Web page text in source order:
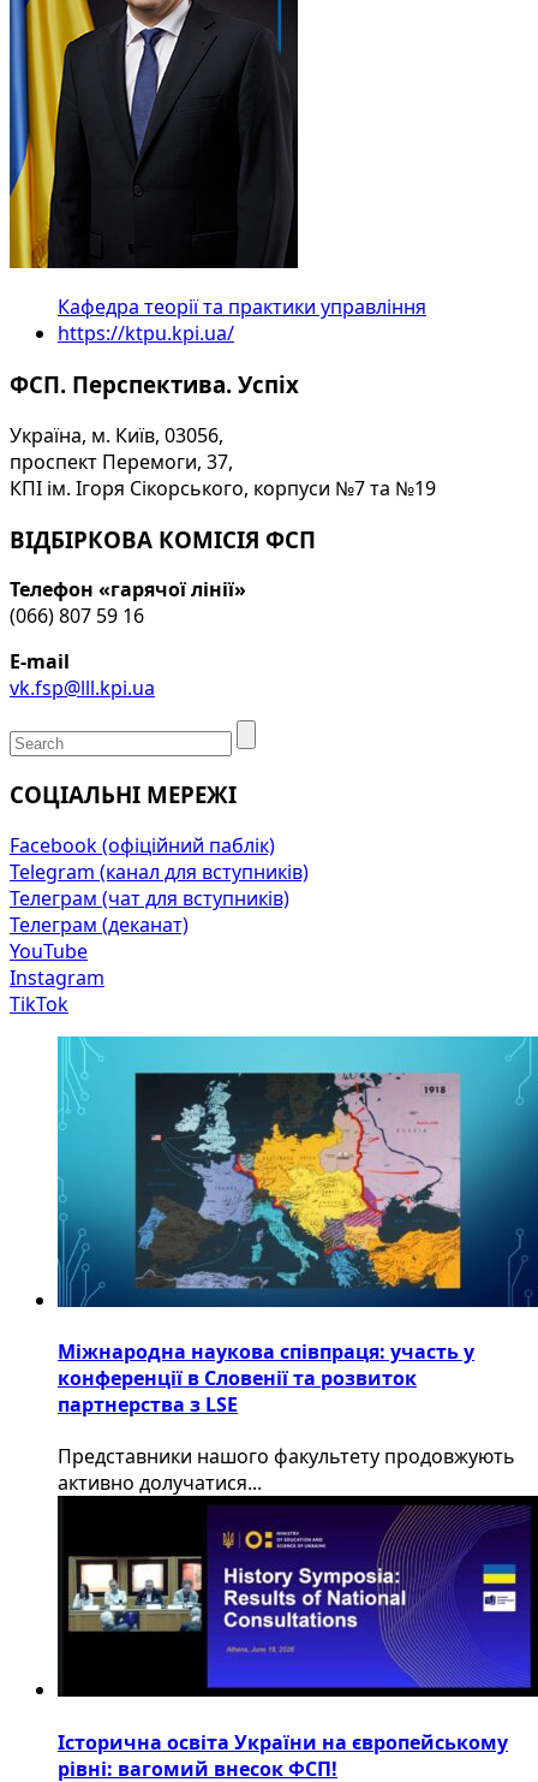
Кафедра теорії та практики управління
https://ktpu.kpi.ua/
ФСП. Перспектива. Успіх
Україна, м. Київ, 03056,
проспект Перемоги, 37,
КПІ ім. Ігоря Сікорського, корпуси №7 та №19
ВІДБІРКОВА КОМІСІЯ ФСП
Телефон «гарячої лінії»
(066) 807 59 16
E-mail
vk.fsp@lll.kpi.ua
СОЦІАЛЬНІ МЕРЕЖІ
Facebook (офіційний паблік)
Telegram (канал для вступників)
Телеграм (чат для вступників)
Телеграм (деканат)
YouTube
Instagram
TikTok
Міжнародна наукова співпраця: участь у
конференції в Словенії та розвиток
партнерства з LSE
​Представники нашого факультету продовжують
активно долучатися...
Історична освіта України на європейському
рівні: вагомий внесок ФСП!